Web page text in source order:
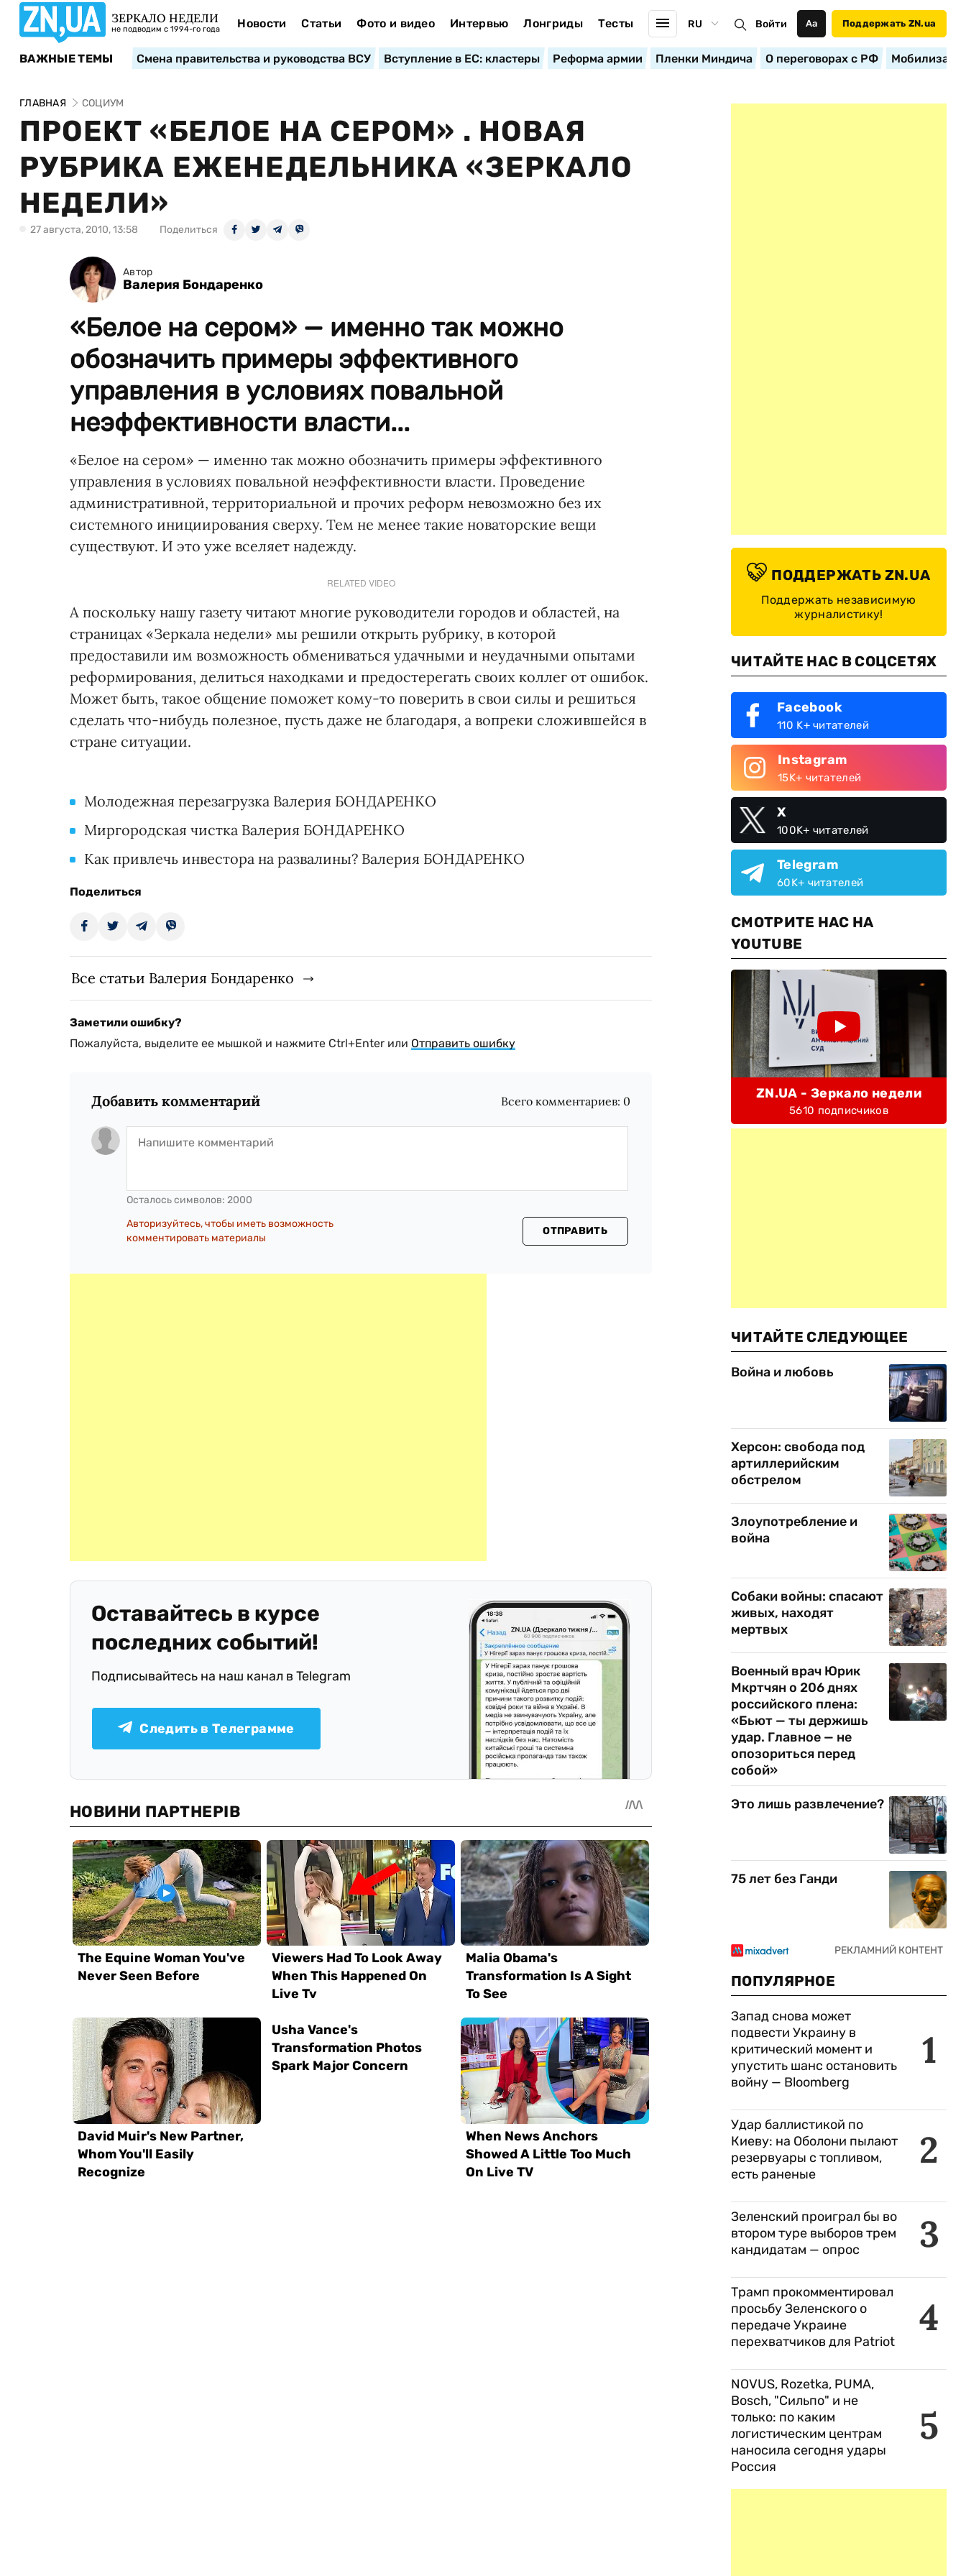
ЗЕРКАЛО НЕДЕЛИ
не подводим с 1994-го года Новости Статьи Фото и видео Интервью Лонгриды Тесты RU Войти Аа Поддержать ZN.ua
ВАЖНЫЕ ТЕМЫ Смена правительства и руководства ВСУ Вступление в ЕС: кластеры Реформа армии Пленки Миндича О переговорах с РФ
ГЛАВНАЯ СОЦИУМ
ПРОЕКТ «БЕЛОЕ НА СЕРОМ» . НОВАЯ
РУБРИКА ЕЖЕНЕДЕЛЬНИКА «ЗЕРКАЛО
НЕДЕЛИ»
27 августа, 2010, 13:58 Поделиться
Автор
Валерия Бондаренко
«Белое на сером» — именно так можно
обозначить примеры эффективного
управления в условиях повальной
неэффективности власти...
«Белое на сером» — именно так можно обозначить примеры эффективного
управления в условиях повальной неэффективности власти. Проведение
административной, территориальной и прочих реформ невозможно без их
системного инициирования сверху. Тем не менее такие новаторские вещи
существуют. И это уже вселяет надежду.
RELATED VIDEO
А поскольку нашу газету читают многие руководители городов и областей, на
страницах «Зеркала недели» мы решили открыть рубрику, в которой
предоставили им возможность обмениваться удачными и неудачными опытами
реформирования, делиться находками и предостерегать своих коллег от ошибок.
Может быть, такое общение поможет кому-то поверить в свои силы и решиться
сделать что-нибудь полезное, пусть даже не благодаря, а вопреки сложившейся в
стране ситуации.
Молодежная перезагрузка Валерия БОНДАРЕНКО
Миргородская чистка Валерия БОНДАРЕНКО
Как привлечь инвестора на развалины? Валерия БОНДАРЕНКО
Поделиться
Все статьи Валерия Бондаренко
Заметили ошибку?
Пожалуйста, выделите ее мышкой и нажмите Ctrl+Enter или Отправить ошибку
Добавить комментарий Всего комментариев: 0
Осталось символов: 2000
Авторизуйтесь, чтобы иметь возможность
комментировать материалы
ОТПРАВИТЬ
Оставайтесь в курсе
последних событий!
Подписывайтесь на наш канал в Telegram
Следить в Телеграмме
ПОДДЕРЖАТЬ ZN.UA
Поддержать независимую
журналистику!
ЧИТАЙТЕ НАС В СОЦСЕТЯХ
Facebook
110 K+ читателей
Instagram
15K+ читателей
X
100K+ читателей
Telegram
60K+ читателей
СМОТРИТЕ НАС НА
YOUTUBE
ZN.UA - Зеркало недели
5610 подписчиков
ЧИТАЙТЕ СЛЕДУЮЩЕЕ
Война и любовь
Херсон: свобода под
артиллерийским
обстрелом
Злоупотребление и
война
Собаки войны: спасают
живых, находят
мертвых
Военный врач Юрик
Мкртчян о 206 днях
российского плена:
«Бьют — ты держишь
удар. Главное — не
опозориться перед
собой»
Это лишь развлечение?
75 лет без Ганди
ПОПУЛЯРНОЕ
1
Запад снова может
подвести Украину в
критический момент и
упустить шанс остановить
войну — Bloomberg
2
Удар баллистикой по
Киеву: на Оболони пылают
резервуары с топливом,
есть раненые
3
Зеленский проиграл бы во
втором туре выборов трем
кандидатам — опрос
4
Трамп прокомментировал
просьбу Зеленского о
передаче Украине
перехватчиков для Patriot
5
NOVUS, Rozetka, PUMA,
Bosch, "Сильпо" и не
только: по каким
логистическим центрам
наносила сегодня удары
Россия